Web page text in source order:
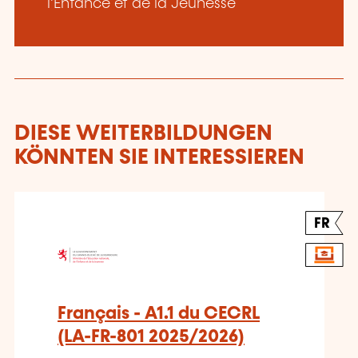
l'Enfance et de la Jeunesse
DIESE WEITERBILDUNGEN
KÖNNTEN SIE INTERESSIEREN
FR
Français - A1.1 du CECRL
(LA-FR-801 2025/2026)